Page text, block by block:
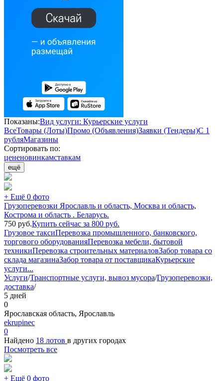
Показаны:Вид услуги: Курьерские услуги
ВсеТовары (Лоты)Промо (Объявления)Заявки (Тендеры)С 1
рубляМагазины
Сортировать по:
цененовинкамставкам
ещё
+ Ещё 0 фото
Грузоперевозки Ярославль и область, Москва и область,
Кострома и область . Беларусь.
750 руб.Купить сейчас за 800 руб.
Грузовое таксиПеревозка промышленного, банковского,
торгового оборудованияПеревозка мебели, бытовой
техникиПеревозка строительных материаловЗабор товара со
склада магазинаЗабор товара от поставщикаКурьерские
услуги...
Услуги/Транспортные услуги, вывоз мусора/Грузоперевозки,
доставка/
5 дней
0
Ярославская область, Ярославль
ekrupinec
0
Найдено 18 лотов в других городах
Посмотреть все
+ Ещё 0 фото